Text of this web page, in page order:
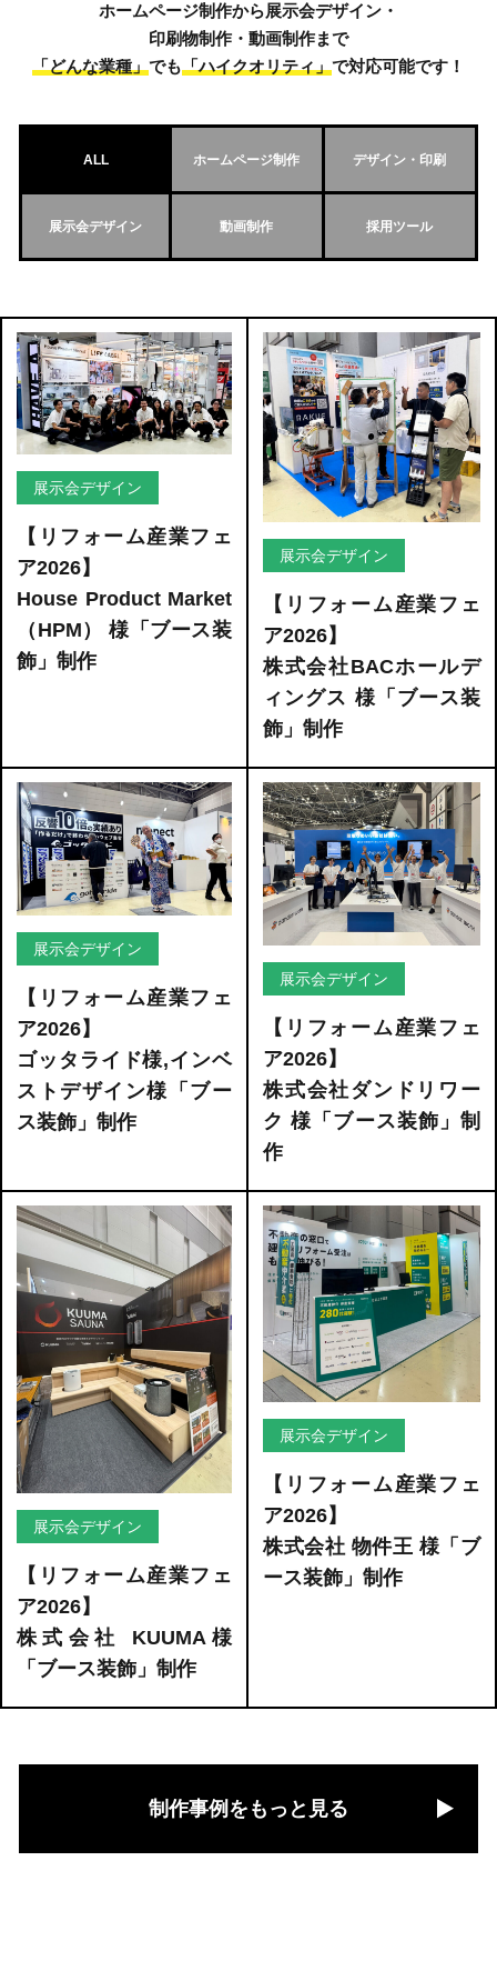
ホームページ制作から展示会デザイン・
印刷物制作・動画制作まで
「どんな業種」でも「ハイクオリティ」で対応可能です！
ALL ホームページ制作 デザイン・印刷
展示会デザイン 動画制作 採用ツール
展示会デザイン
【リフォーム産業フェ
ア2026】
House Product Market
（HPM） 様「ブース装
飾」制作
展示会デザイン
【リフォーム産業フェ
ア2026】
株式会社BACホールデ
ィングス 様「ブース装
飾」制作
展示会デザイン
【リフォーム産業フェ
ア2026】
ゴッタライド様,インベ
ストデザイン様「ブー
ス装飾」制作
展示会デザイン
【リフォーム産業フェ
ア2026】
株式会社ダンドリワー
ク 様「ブース装飾」制
作
展示会デザイン
【リフォーム産業フェ
ア2026】
株式会社 KUUMA様
「ブース装飾」制作
展示会デザイン
【リフォーム産業フェ
ア2026】
株式会社 物件王 様「ブ
ース装飾」制作
制作事例をもっと見る